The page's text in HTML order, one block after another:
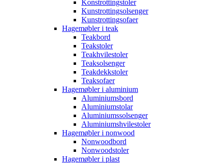
Konstrottingstoler
Kunstrottingsolsenger
Kunstrottingsofaer
Hagemøbler i teak
Teakbord
Teakstoler
Teakhvilestoler
Teaksolsenger
Teakdekkstoler
Teaksofaer
Hagemøbler i aluminium
Aluminiumsbord
Aluminiumstolar
Aluminiumssolsenger
Aluminiumshvilestoler
Hagemøbler i nonwood
Nonwoodbord
Nonwoodstoler
Hagemøbler i plast